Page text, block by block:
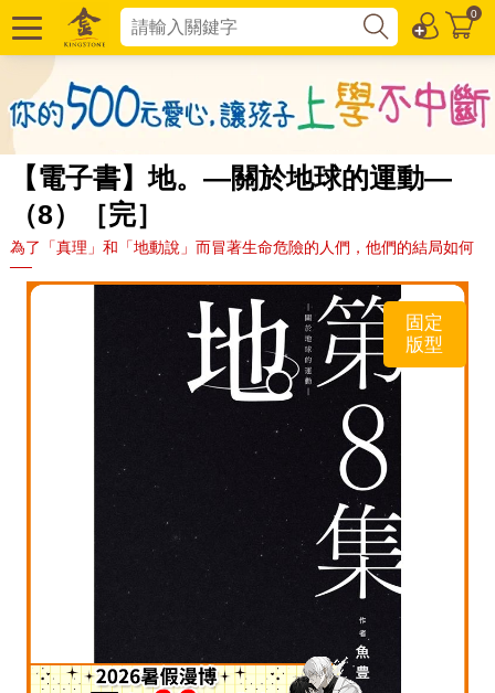
0
【電子書】地。—關於地球的運動—
（8）［完］
為了「真理」和「地動說」而冒著生命危險的人們，他們的結局如何
──
固定
版型